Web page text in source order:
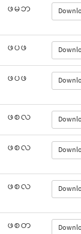
ဖမဘ
ဖပဖ
ဖပဖ
ဖစလ
ဖစလ
ဖစလ
ဖစတ